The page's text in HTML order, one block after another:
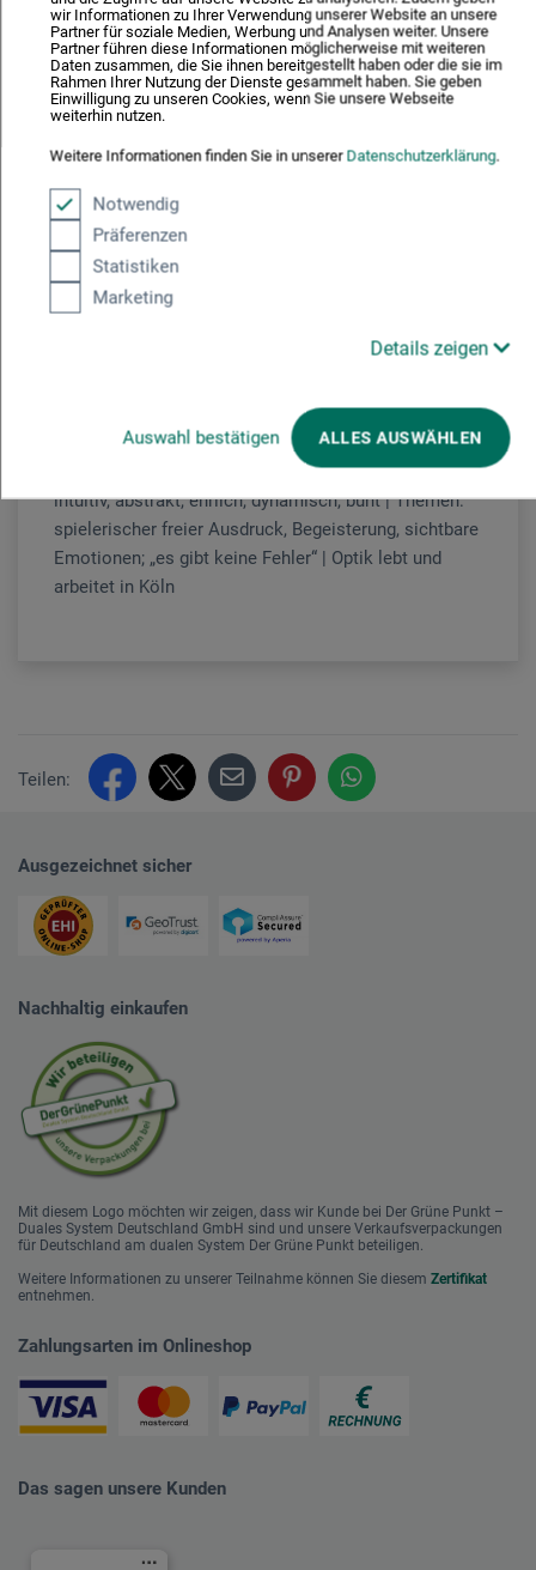
wir Informationen zu Ihrer Verwendung unserer Website an unsere
Partner für soziale Medien, Werbung und Analysen weiter. Unsere
Partner führen diese Informationen möglicherweise mit weiteren
Daten zusammen, die Sie ihnen bereitgestellt haben oder die sie im
Rahmen Ihrer Nutzung der Dienste gesammelt haben. Sie geben
Einwilligung zu unseren Cookies, wenn Sie unsere Webseite
weiterhin nutzen.
Weitere Informationen finden Sie in unserer Datenschutzerklärung.
Notwendig
Präferenzen
Statistiken
Marketing
Details zeigen
Auswahl bestätigen ALLES AUSWÄHLEN
Kursgebühr
Material bitte entsprechend der Materialliste
mitbringen oder vor Ort erwerben. Begrenzte
Teilnehmerzahl.
geboren 1996 | Studium der Visuellen
Kommunikation, Fachrichtung Illustration |
Arbeitsbereiche: Illustration, Murals, Fashion | Stil:
intuitiv, abstrakt, ehrlich, dynamisch, bunt | Themen:
spielerischer freier Ausdruck, Begeisterung, sichtbare
Emotionen; „es gibt keine Fehler“ | Optik lebt und
arbeitet in Köln
Teilen:
Ausgezeichnet sicher
Nachhaltig einkaufen
Mit diesem Logo möchten wir zeigen, dass wir Kunde bei Der Grüne Punkt –
Duales System Deutschland GmbH sind und unsere Verkaufsverpackungen
für Deutschland am dualen System Der Grüne Punkt beteiligen.
Weitere Informationen zu unserer Teilnahme können Sie diesem Zertifikat
entnehmen.
Zahlungsarten im Onlineshop
Das sagen unsere Kunden